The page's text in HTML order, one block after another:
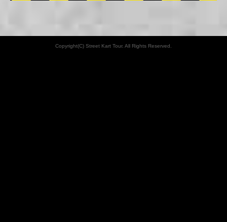
Copyright(C) Street Kart Tour. All Rights Reserved.